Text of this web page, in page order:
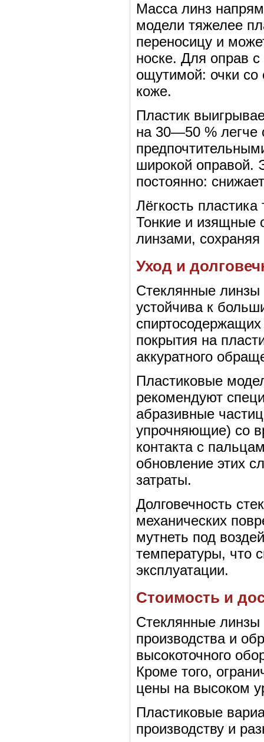
Масса линз
модели тяжелее
переносицу и
носке. Для оправ
ощутимой: очки со
коже.
Пластик
на 30—50 % легче
широкой оправой.
постоянно:
Лёгкость
Тонкие и изящные
линзами, сохраняя
Уход и
Стеклянные линзы
устойчива к
покрытия на
аккуратного
Пластиковые
рекомендуют
абразивные
упрочняющие) со
контакта с
обновление этих
затраты.
Долговечность
механических
мутнеть под
температуры, что
эксплуатации.
Стоимость и
Стеклянные линзы
производства и
высокоточного
Кроме того,
цены на высоком
Пластиковые
производству и